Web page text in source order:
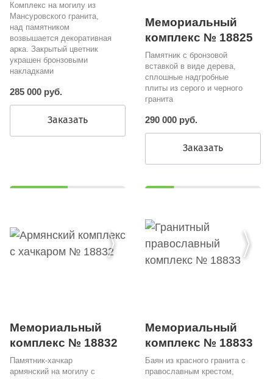
Комплекс на могилу из
Мансуровского гранита,
над памятником
возвышается декоративная
арка. Закрытый цветник
украшен бронзовыми
накладками
285 000 руб.
Заказать
Мемориальный
комплекс № 18825
Памятник с бронзовой
вставкой в виде дерева,
сплошные надгробные
плиты из серого и черного
гранита
290 000 руб.
Заказать
Мемориальный
комплекс № 18832
Памятник-хачкар
армянский на могилу с
Мемориальный
комплекс № 18833
Баян из красного гранита с
православным крестом,